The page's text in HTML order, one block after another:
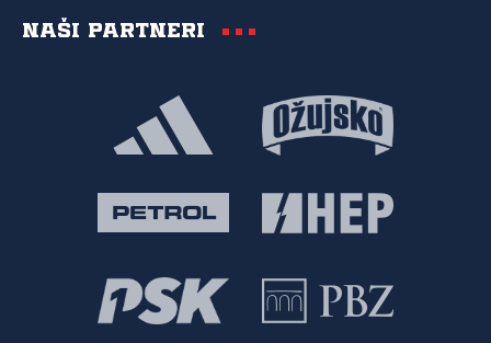
Naši partneri